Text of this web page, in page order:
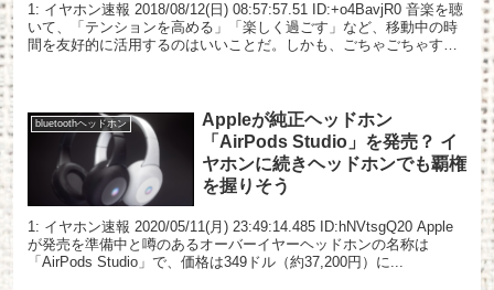
1: イヤホン速報 2018/08/12(日) 08:57:57.51 ID:+o4BavjR0 音楽を聴
いて、「テンションを高める」「楽しく過ごす」など、移動中の時
間を友好的に活用するのはいいことだ。しかも、ごちゃごちゃする
bluetoothヘッドホン
Appleが純正ヘッドホン
「AirPods Studio」を発売？ イ
ヤホンに続きヘッドホンでも覇権
を握りそう
1: イヤホン速報 2020/05/11(月) 23:49:14.485 ID:hNVtsgQ20 Apple
が発売を準備中と噂のあるオーバーイヤーヘッドホンの名称は
「AirPods Studio」で、価格は349ドル（約37,200円）に...